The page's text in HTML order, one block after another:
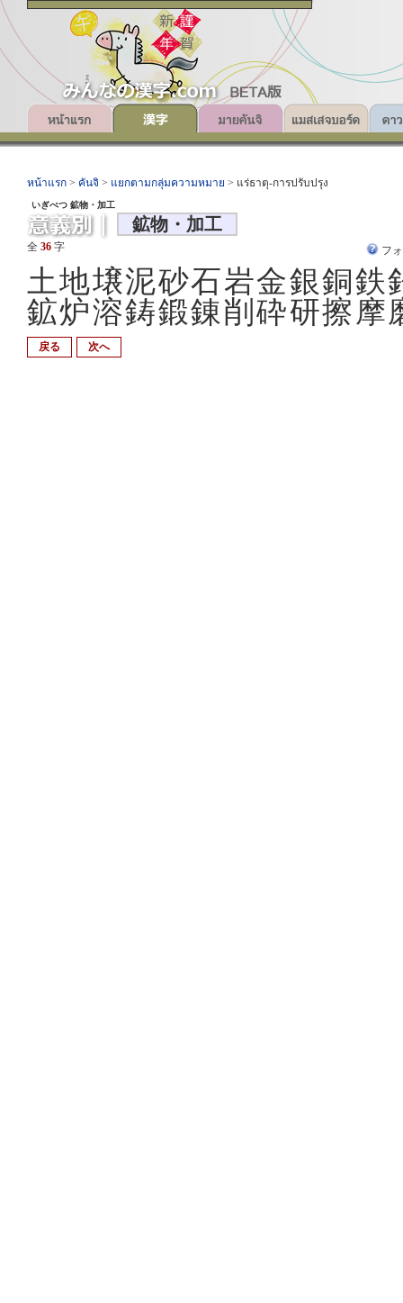
หน้าแรก > คันจิ > แยกตามกลุ่มความหมาย > แร่ธาตุ-การปรับปรุง
いぎべつ 鉱物・加工
鉱物・加工
全 36 字 フ
土地壌泥砂石岩金銀銅鉄
鉱炉溶鋳鍛錬削砕研擦摩
戻る 次へ